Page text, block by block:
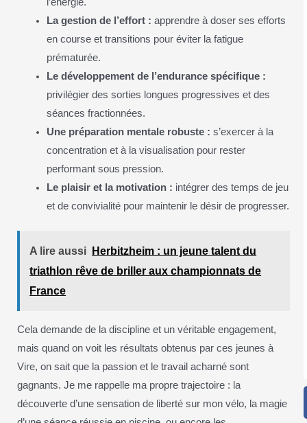
l’énergie.
La gestion de l’effort : apprendre à doser ses efforts
en course et transitions pour éviter la fatigue
prématurée.
Le développement de l’endurance spécifique :
privilégier des sorties longues progressives et des
séances fractionnées.
Une préparation mentale robuste : s’exercer à la
concentration et à la visualisation pour rester
performant sous pression.
Le plaisir et la motivation : intégrer des temps de jeu
et de convivialité pour maintenir le désir de progresser.
A lire aussi
Herbitzheim : un jeune talent du
triathlon rêve de briller aux championnats de
France
Cela demande de la discipline et un véritable engagement,
mais quand on voit les résultats obtenus par ces jeunes à
Vire, on sait que la passion et le travail acharné sont
gagnants. Je me rappelle ma propre trajectoire : la
découverte d’une sensation de liberté sur mon vélo, la magie